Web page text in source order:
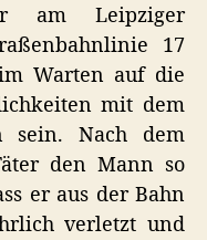
am Leipziger
17
Warten auf die
mit dem
sein. Nach dem
den Mann so
er aus der Bahn
verletzt und